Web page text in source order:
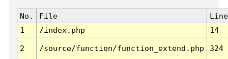
No. File
Line
1
/index.php 14
2 /source/function/function_extend.php 324